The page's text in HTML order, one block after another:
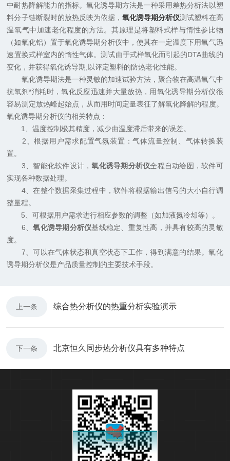
中耐热降解能力的指标。氧化诱导期方法是一种采用差热分析法以塑
料分子链断裂时的放热反映为依据，氧化诱导期分析仪测试塑料在高
温氧气中加速老化程度的方法。其原理是将塑料式样与惰性参比物
（如氧化铝）置于氧化诱导期分析仪中，使其在一定温度下用氧气迅
速置换式样室内的惰性气体。测试由于式样氧化而引起的DTA曲线的
变化，并获得氧化诱导期,以评定塑料的防热老化性能。
氧化诱导期法是一种灵敏的加速试验方法，聚合物在高温氧气中
抗氧剂*消耗时，氧化反应迅速并大量放热，用氧化诱导期分析仪很
容易测定放热峰起始点，从而用时间定量表征了解氧化降解的程度。
氧化诱导期分析仪的相关特点：
1、温度控制极其精度，减少由温度滞后带来的误差。
2、根据用户需求配置气氛装置：气体流量控制、气体转换装
置。
3、智能化软件设计，氧化诱导期分析仪全程自动绘图，软件可
实现各种数据处理。
4、在整个数据采集过程中，软件将根据输出信号的大小自行调
整量程。
5、可根据用户需求进行相应参数的调整（如加液氮冷却等）。
6、氧化诱导期分析仪基线稳定、重复性高，并具有较高的灵敏
度。
7、可以在气体状态和真空状态下工作，得到满意的结果。氧化
诱导期分析仪是产品质量控制的主要技术手段。
上一条 综合热分析仪的热重分析实验演示
下一条 北京恒久同步热分析仪具有多种特点